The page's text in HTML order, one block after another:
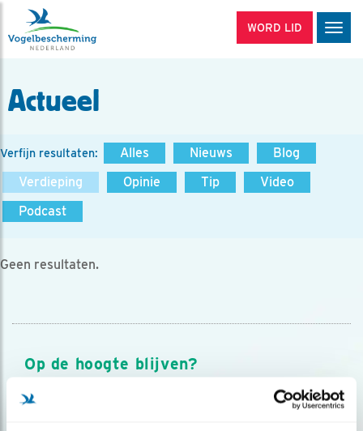
WORD LID
Actueel
Verfijn resultaten: Alles Nieuws
Blog
Verdieping
Opinie Tip
Video
Podcast
Geen resultaten.
Op de hoogte blijven?
Meld je aan en ontvang nieuws, inspiratie, acties en tips
over vogels en activiteiten van Vogelbescherming.